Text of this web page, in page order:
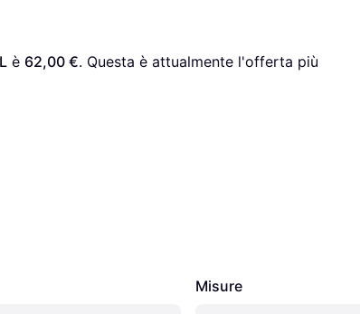
è 62,00 €. Questa è attualmente l'offerta più
Misure